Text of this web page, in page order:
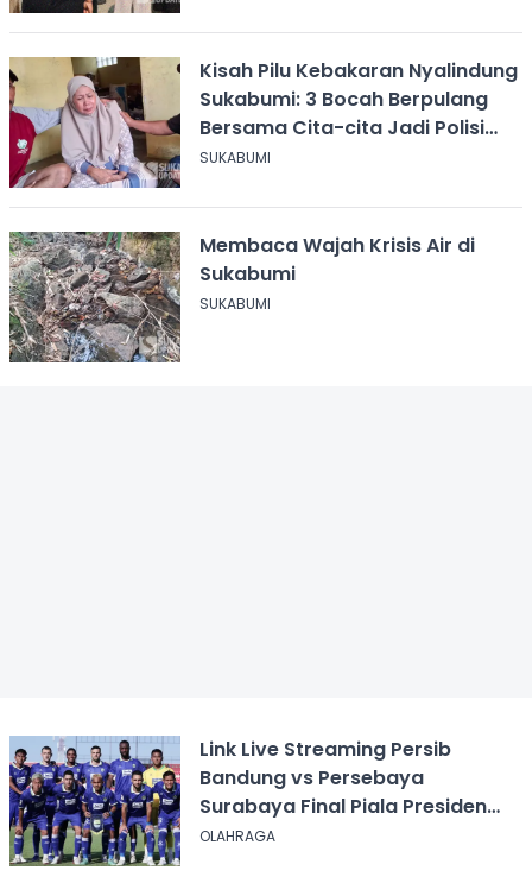
Kisah Pilu Kebakaran Nyalindung
Sukabumi: 3 Bocah Berpulang
Bersama Cita-cita Jadi Polisi
dan Guru
SUKABUMI
Membaca Wajah Krisis Air di
Sukabumi
SUKABUMI
Link Live Streaming Persib
Bandung vs Persebaya
Surabaya Final Piala Presiden
2026, Kick-off Pukul 20.00 WIB
OLAHRAGA